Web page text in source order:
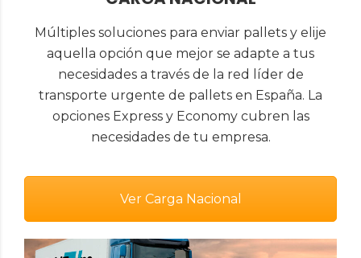
Múltiples soluciones para enviar pallets y elije
aquella opción que mejor se adapte a tus
necesidades a través de la red líder de
transporte urgente de pallets en España. La
opciones Express y Economy cubren las
necesidades de tu empresa.
Ver Carga Nacional